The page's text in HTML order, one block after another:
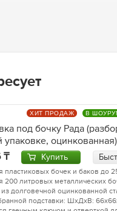
под бочку Рада
упаковке, оцинкованная)
Купить
пластиковых бочек и баков до
200 литровых металлических
долговечной оцинкованной
подставки: ШхДхВ:
ХИТ ПРОДАЖ В